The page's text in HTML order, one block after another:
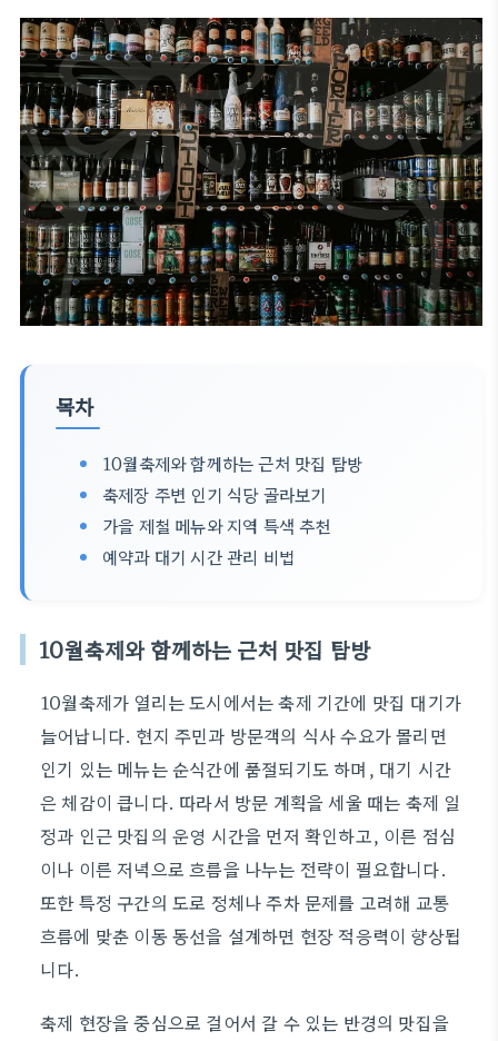
목차
10월축제와 함께하는 근처 맛집 탐방
축제장 주변 인기 식당 골라보기
가을 제철 메뉴와 지역 특색 추천
예약과 대기 시간 관리 비법
10월축제와 함께하는 근처 맛집 탐방
10월축제가 열리는 도시에서는 축제 기간에 맛집 대기가
늘어납니다. 현지 주민과 방문객의 식사 수요가 몰리면
인기 있는 메뉴는 순식간에 품절되기도 하며, 대기 시간
은 체감이 큽니다. 따라서 방문 계획을 세울 때는 축제 일
정과 인근 맛집의 운영 시간을 먼저 확인하고, 이른 점심
이나 이른 저녁으로 흐름을 나누는 전략이 필요합니다.
또한 특정 구간의 도로 정체나 주차 문제를 고려해 교통
흐름에 맞춘 이동 동선을 설계하면 현장 적응력이 향상됩
니다.
축제 현장을 중심으로 걸어서 갈 수 있는 반경의 맛집을